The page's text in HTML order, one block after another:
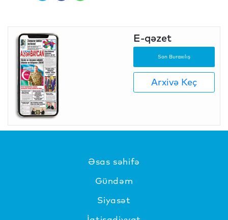
E-qəzet
Son Buraxılış
Arxivə Keç
Əsas səhifə
Gündəm
Siyasət